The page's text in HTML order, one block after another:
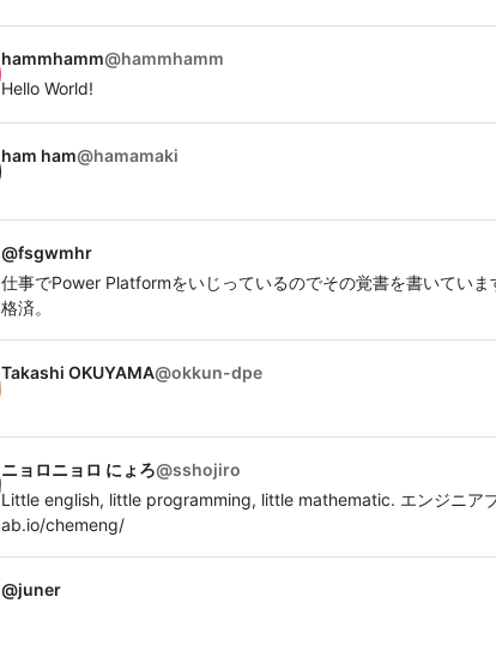
hammhamm@hammhamm
Hello World!
ham ham@hamamaki
@fsgwmhr
仕事でPower Platformをいじっているのでその覚書を書いてい
格済。
Takashi OKUYAMA@okkun-dpe
ニョロニョロ にょろ@sshojiro
Little english, little programming, little mathematic. エンジニア
ab.io/chemeng/
@juner